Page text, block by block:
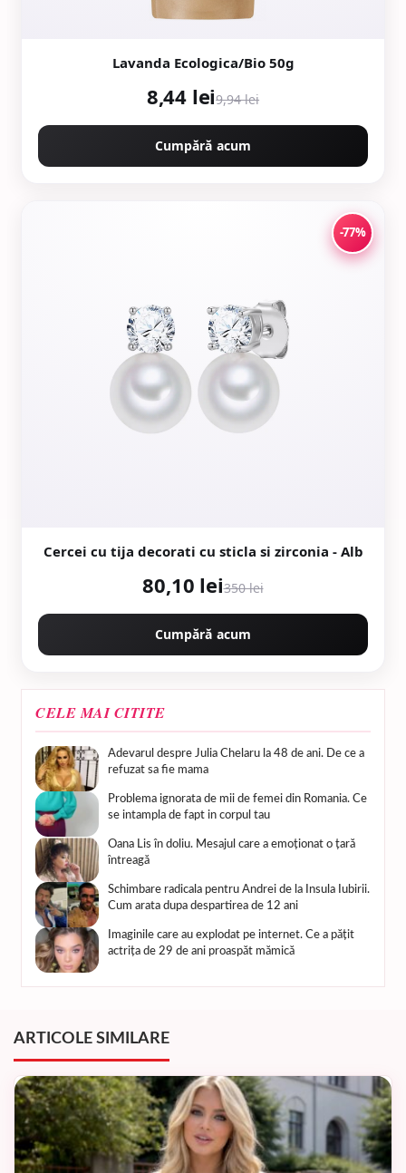
Lavanda Ecologica/Bio 50g
8,44 lei9,94 lei
Cumpără acum
-77%
Cercei cu tija decorati cu sticla si zirconia - Alb
80,10 lei350 lei
Cumpără acum
CELE MAI CITITE
Adevarul despre Julia Chelaru la 48 de ani. De ce a
refuzat sa fie mama
Problema ignorata de mii de femei din Romania. Ce
se intampla de fapt in corpul tau
Oana Lis în doliu. Mesajul care a emoționat o țară
întreagă
Schimbare radicala pentru Andrei de la Insula Iubirii.
Cum arata dupa despartirea de 12 ani
Imaginile care au explodat pe internet. Ce a pățit
actrița de 29 de ani proaspăt mămică
ARTICOLE SIMILARE